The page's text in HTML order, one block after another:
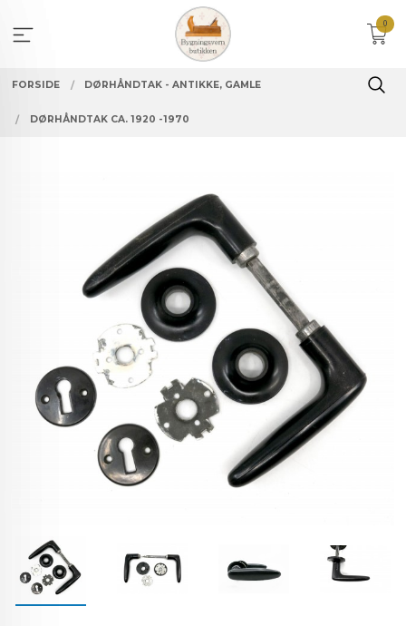
innholdet
0
FORSIDE DØRHÅNDTAK - ANTIKKE, GAMLE
DØRHÅNDTAK CA. 1920 -1970